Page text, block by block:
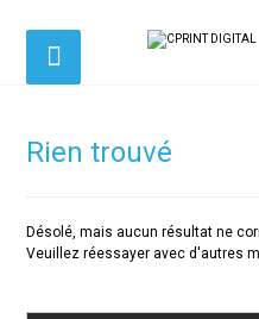
Rien trouvé
Désolé, mais aucun résultat ne
Veuillez réessayer avec d'autres